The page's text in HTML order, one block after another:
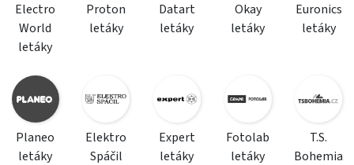
Electro
World
letáky
Proton
letáky
Datart
letáky
Okay
letáky
Euronics
letáky
Planeo
letáky
Elektro
Spáčil
Expert
letáky
Fotolab
letáky
T.S.
Bohemia